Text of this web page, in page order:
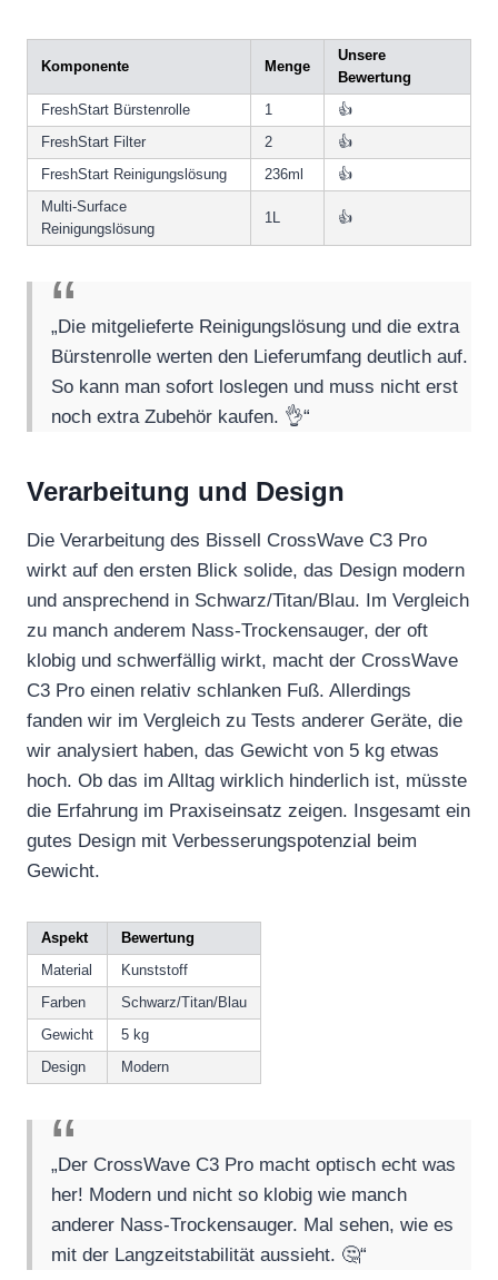
Komponente Menge
Unsere
Bewertung
FreshStart Bürstenrolle
1
👍
FreshStart Filter
2
👍
FreshStart Reinigungslösung
236ml
👍
Multi-Surface
Reinigungslösung
1L 👍
„Die mitgelieferte Reinigungslösung und die extra
Bürstenrolle werten den Lieferumfang deutlich auf.
So kann man sofort loslegen und muss nicht erst
noch extra Zubehör kaufen. 👌“
Verarbeitung und Design
Die Verarbeitung des Bissell CrossWave C3 Pro
wirkt auf den ersten Blick solide, das Design modern
und ansprechend in Schwarz/Titan/Blau. Im Vergleich
zu manch anderem Nass-Trockensauger, der oft
klobig und schwerfällig wirkt, macht der CrossWave
C3 Pro einen relativ schlanken Fuß. Allerdings
fanden wir im Vergleich zu Tests anderer Geräte, die
wir analysiert haben, das Gewicht von 5 kg etwas
hoch. Ob das im Alltag wirklich hinderlich ist, müsste
die Erfahrung im Praxiseinsatz zeigen. Insgesamt ein
gutes Design mit Verbesserungspotenzial beim
Gewicht.
Aspekt
Bewertung
Material
Kunststoff
Farben
Schwarz/Titan/Blau
Gewicht
5 kg
Design
Modern
„Der CrossWave C3 Pro macht optisch echt was
her! Modern und nicht so klobig wie manch
anderer Nass-Trockensauger. Mal sehen, wie es
mit der Langzeitstabilität aussieht. 🤔“